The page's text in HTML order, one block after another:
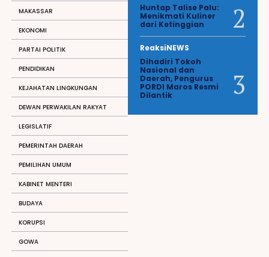
MAKASSAR
EKONOMI
PARTAI POLITIK
PENDIDIKAN
KEJAHATAN LINGKUNGAN
DEWAN PERWAKILAN RAKYAT
LEGISLATIF
PEMERINTAH DAERAH
PEMILIHAN UMUM
KABINET MENTERI
BUDAYA
KORUPSI
GOWA
Huntap Talise Palu:
Menikmati Kuliner
dari Ketinggian
ReaksiNEWS
Dihadiri Tokoh
Nasional dan
Daerah, Pengurus
PORDI Maros Resmi
Dilantik